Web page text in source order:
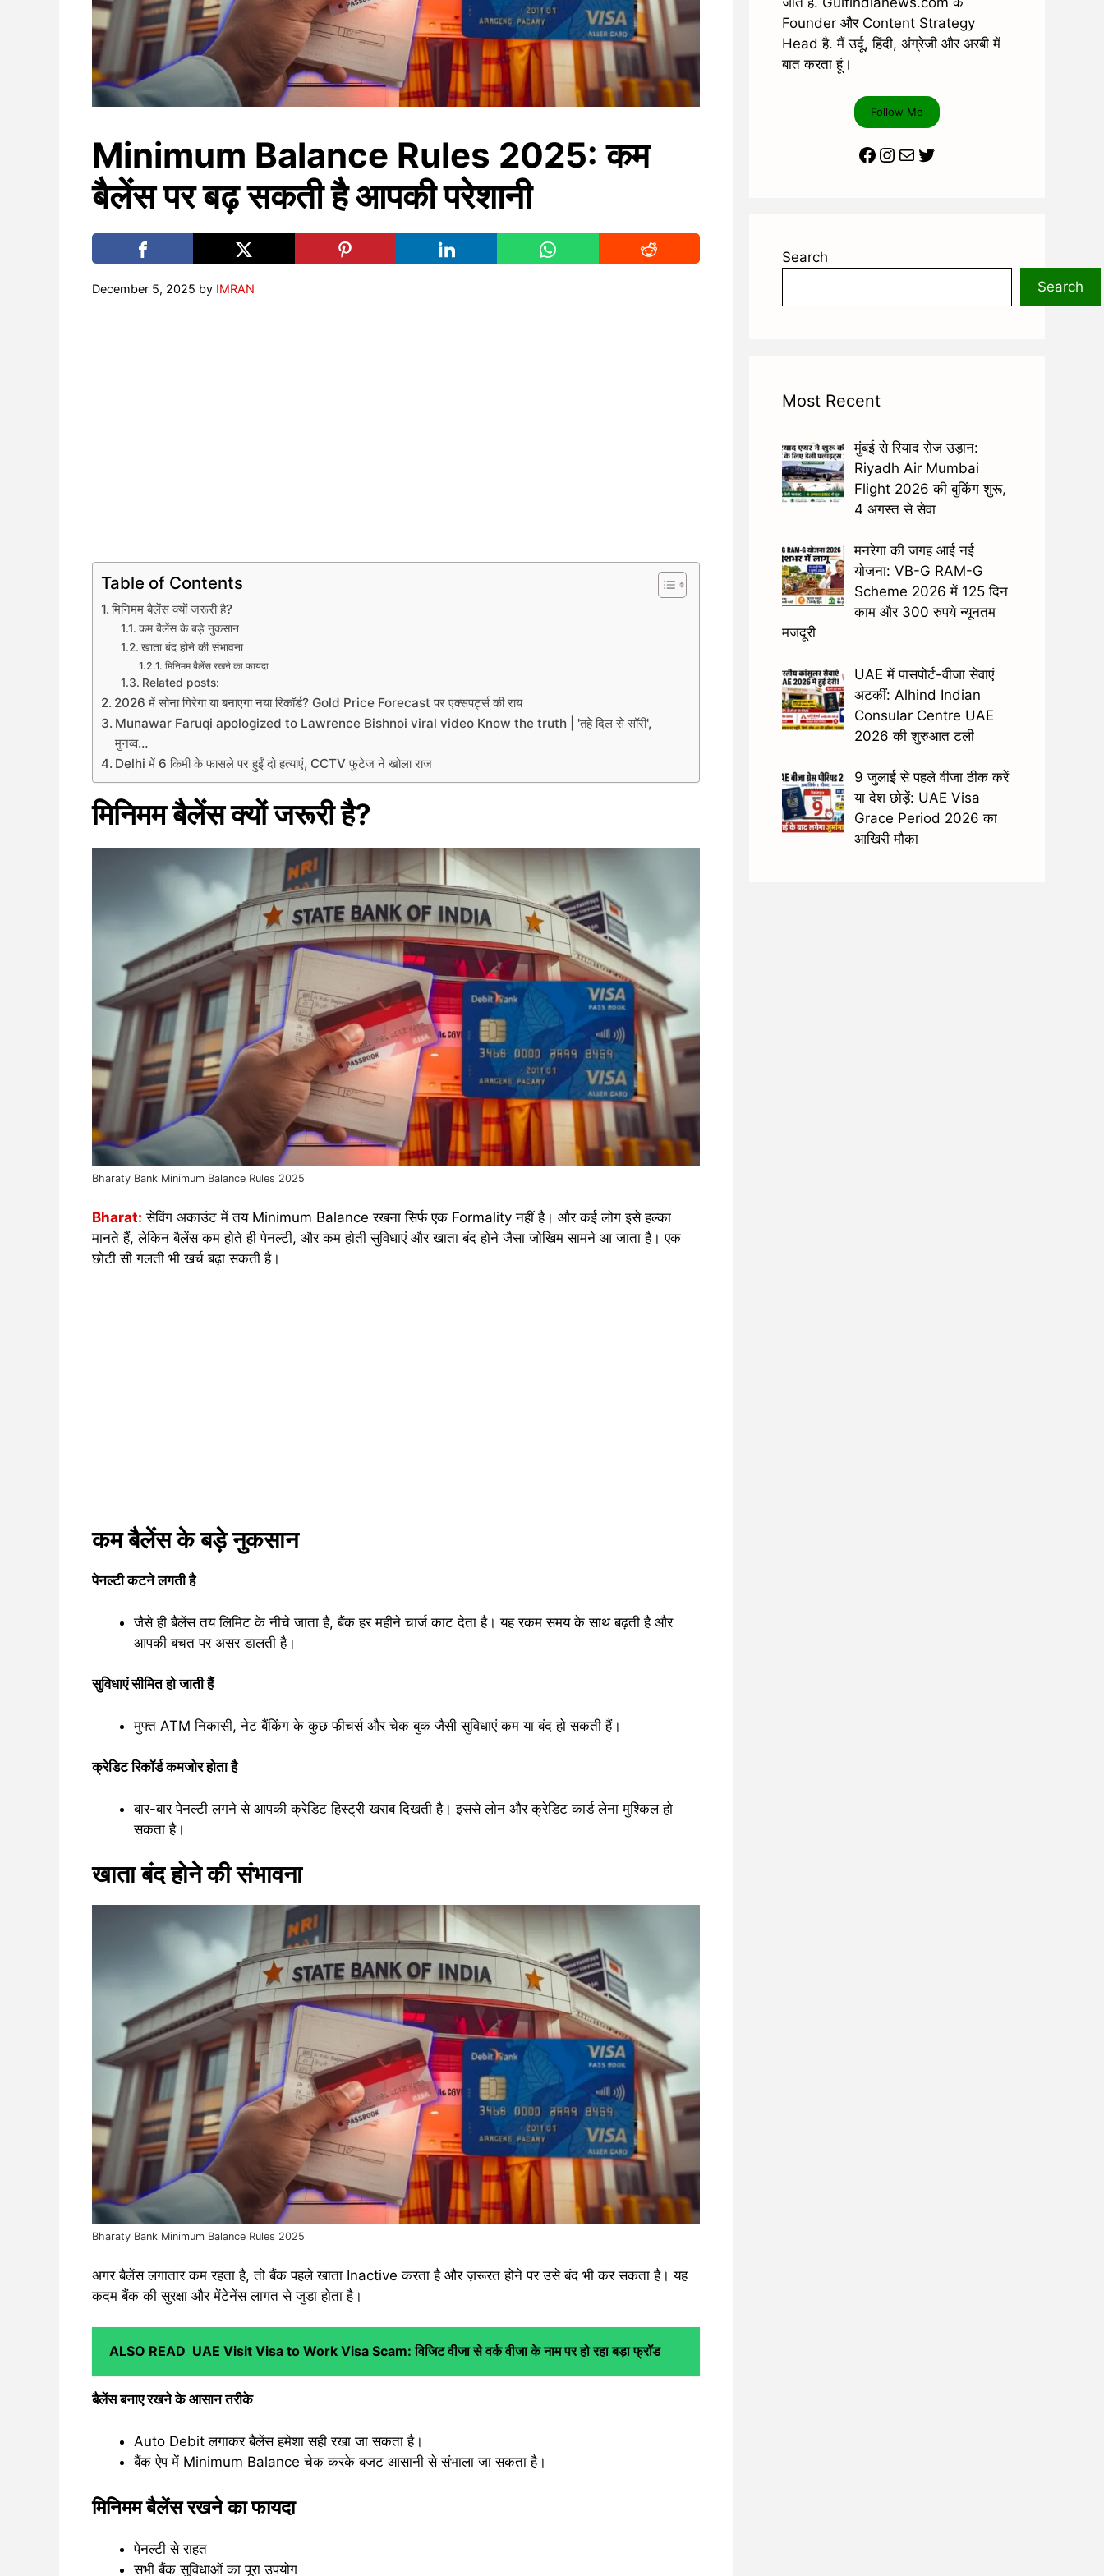
Minimum Balance Rules 2025: कम
बैलेंस पर बढ़ सकती है आपकी परेशानी
December 5, 2025 by IMRAN
Table of Contents
मिनिमम बैलेंस क्यों जरूरी है?
कम बैलेंस के बड़े नुकसान
खाता बंद होने की संभावना
मिनिमम बैलेंस रखने का फायदा
Related posts:
2026 में सोना गिरेगा या बनाएगा नया रिकॉर्ड? Gold Price Forecast पर एक्सपर्ट्स की राय
Munawar Faruqi apologized to Lawrence Bishnoi viral video Know the truth | 'तहे दिल से सॉरी',
मुनव्व…
Delhi में 6 किमी के फासले पर हुईं दो हत्याएं, CCTV फुटेज ने खोला राज
मिनिमम बैलेंस क्यों जरूरी है?
Bharaty Bank Minimum Balance Rules 2025
Bharat: सेविंग अकाउंट में तय Minimum Balance रखना सिर्फ एक Formality नहीं है। और कई लोग इसे हल्का
मानते हैं, लेकिन बैलेंस कम होते ही पेनल्टी, और कम होती सुविधाएं और खाता बंद होने जैसा जोखिम सामने आ जाता है। एक
छोटी सी गलती भी खर्च बढ़ा सकती है।
कम बैलेंस के बड़े नुकसान
पेनल्टी कटने लगती है
जैसे ही बैलेंस तय लिमिट के नीचे जाता है, बैंक हर महीने चार्ज काट देता है। यह रकम समय के साथ बढ़ती है और
आपकी बचत पर असर डालती है।
सुविधाएं सीमित हो जाती हैं
मुफ्त ATM निकासी, नेट बैंकिंग के कुछ फीचर्स और चेक बुक जैसी सुविधाएं कम या बंद हो सकती हैं।
क्रेडिट रिकॉर्ड कमजोर होता है
बार-बार पेनल्टी लगने से आपकी क्रेडिट हिस्ट्री खराब दिखती है। इससे लोन और क्रेडिट कार्ड लेना मुश्किल हो
सकता है।
खाता बंद होने की संभावना
Bharaty Bank Minimum Balance Rules 2025
अगर बैलेंस लगातार कम रहता है, तो बैंक पहले खाता Inactive करता है और ज़रूरत होने पर उसे बंद भी कर सकता है। यह
कदम बैंक की सुरक्षा और मेंटेनेंस लागत से जुड़ा होता है।
ALSO READ UAE Visit Visa to Work Visa Scam: विजिट वीजा से वर्क वीजा के नाम पर हो रहा बड़ा फ्रॉड
बैलेंस बनाए रखने के आसान तरीके
Auto Debit लगाकर बैलेंस हमेशा सही रखा जा सकता है।
बैंक ऐप में Minimum Balance चेक करके बजट आसानी से संभाला जा सकता है।
मिनिमम बैलेंस रखने का फायदा
पेनल्टी से राहत
सभी बैंक सुविधाओं का पूरा उपयोग
Founder और Content Strategy
Head है. मैं उर्दू, हिंदी, अंग्रेजी और अरबी में
बात करता हूं।
Follow Me
Facebook
Instagram
MailTwitter
Search
Search
Most Recent
मुंबई से रियाद रोज उड़ान:
Riyadh Air Mumbai
Flight 2026 की बुकिंग शुरू,
4 अगस्त से सेवा
मनरेगा की जगह आई नई
योजना: VB-G RAM-G
Scheme 2026 में 125 दिन
काम और 300 रुपये न्यूनतम
मजदूरी
UAE में पासपोर्ट-वीजा सेवाएं
अटकीं: Alhind Indian
Consular Centre UAE
2026 की शुरुआत टली
9 जुलाई से पहले वीजा ठीक करें
या देश छोड़ें: UAE Visa
Grace Period 2026 का
आखिरी मौका